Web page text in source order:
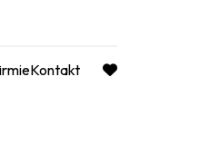
Kontakt
favorite